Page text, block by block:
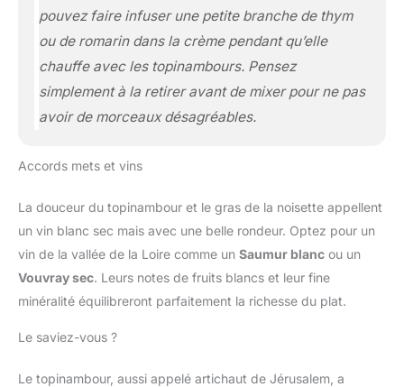
pouvez faire infuser une petite branche de thym
ou de romarin dans la crème pendant qu’elle
chauffe avec les topinambours. Pensez
simplement à la retirer avant de mixer pour ne pas
avoir de morceaux désagréables.
Accords mets et vins
La douceur du topinambour et le gras de la noisette appellent
un vin blanc sec mais avec une belle rondeur. Optez pour un
vin de la vallée de la Loire comme un Saumur blanc ou un
Vouvray sec. Leurs notes de fruits blancs et leur fine
minéralité équilibreront parfaitement la richesse du plat.
Le saviez-vous ?
Le topinambour, aussi appelé artichaut de Jérusalem, a